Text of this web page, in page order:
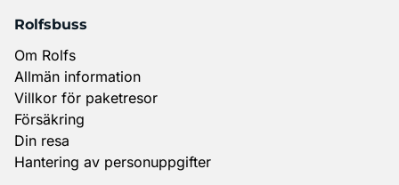
Rolfsbuss
Om Rolfs
Allmän information
Villkor för paketresor
Försäkring
Din resa
Hantering av personuppgifter